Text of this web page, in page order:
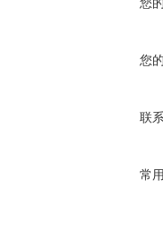
您
联
常